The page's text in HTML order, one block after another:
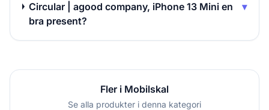
Circular | agood company, iPhone 13 Mini en
bra present?
▾
Fler i Mobilskal
Se alla produkter i denna kategori